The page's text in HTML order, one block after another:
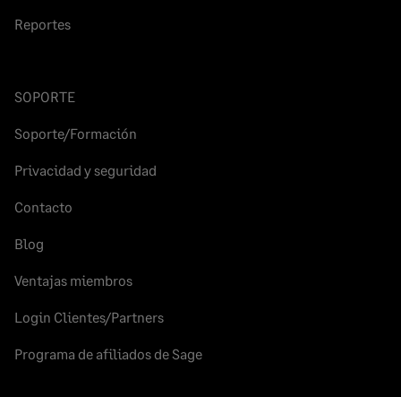
Reportes
SOPORTE
Soporte/Formación
Privacidad y seguridad
Contacto
Blog
Ventajas miembros
Login Clientes/Partners
Programa de afiliados de Sage